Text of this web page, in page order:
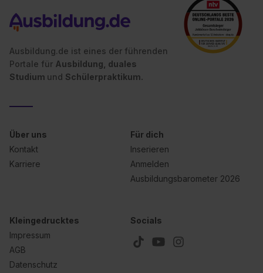
Ausbildung.de ist eines der führenden
Portale für Ausbildung, duales
Studium und Schülerpraktikum.
Über uns
Kontakt
Karriere
Für dich
Inserieren
Anmelden
Ausbildungsbarometer 2026
Kleingedrucktes
Impressum
AGB
Datenschutz
Socials